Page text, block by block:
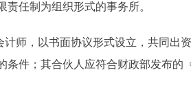
任制为组织形式的事务所。
，以书面协议形式设立，共同出资
件；其合伙人应符合财政部发布的